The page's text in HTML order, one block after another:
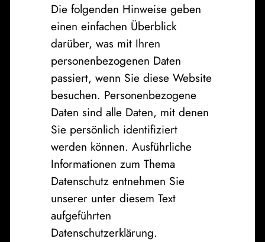
Die folgenden Hinweise geben
einen einfachen Überblick
darüber, was mit Ihren
personenbezogenen Daten
passiert, wenn Sie diese Website
besuchen. Personenbezogene
Daten sind alle Daten, mit denen
Sie persönlich identifiziert
werden können. Ausführliche
Informationen zum Thema
Datenschutz entnehmen Sie
unserer unter diesem Text
aufgeführten
Datenschutzerklärung.